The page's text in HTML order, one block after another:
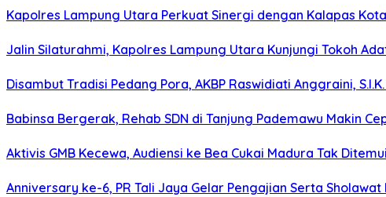
Kapolres Lampung Utara Perkuat Sinergi dengan Kalapas
Jalin Silaturahmi, Kapolres Lampung Utara Kunjungi Tokoh
Disambut Tradisi Pedang Pora, AKBP Raswidiati Anggraini,
Babinsa Bergerak, Rehab SDN di Tanjung Pademawu Makin
Aktivis GMB Kecewa, Audiensi ke Bea Cukai Madura Tak Ditemui
Anniversary ke-6, PR Tali Jaya Gelar Pengajian Serta Sholawat